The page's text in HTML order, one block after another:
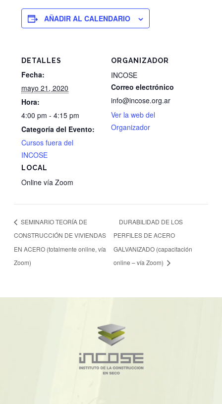
AÑADIR AL CALENDARIO
DETALLES
Fecha:
mayo 21, 2020
Hora:
4:00 pm - 4:15 pm
Categoría del Evento:
Cursos fuera del
INCOSE
LOCAL
Online vía Zoom
ORGANIZADOR
INCOSE
Correo electrónico
info@incose.org.ar
Ver la web del
Organizador
SEMINARIO TEORÍA DE
CONSTRUCCIÓN DE VIVIENDAS
EN ACERO (totalmente online, vía
Zoom)
DURABILIDAD DE LOS
PERFILES DE ACERO
GALVANIZADO (capacitación
online – vía Zoom)